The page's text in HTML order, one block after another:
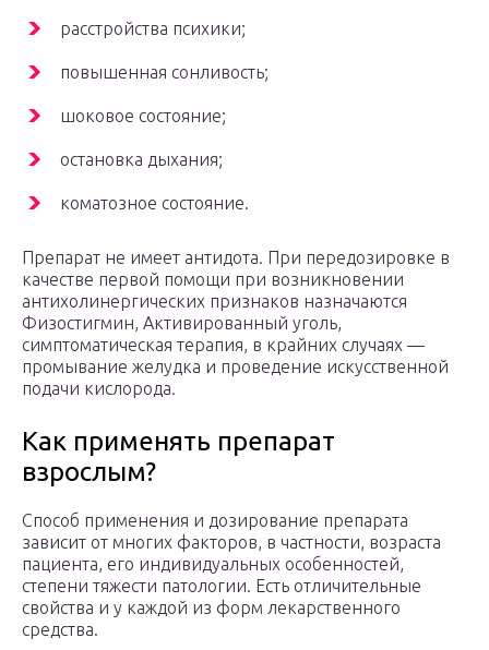
расстройства психики;
повышенная сонливость;
шоковое состояние;
остановка дыхания;
коматозное состояние.
Препарат не имеет антидота. При передозировке в
качестве первой помощи при возникновении
антихолинергических признаков назначаются
Физостигмин, Активированный уголь,
симптоматическая терапия, в крайних случаях —
промывание желудка и проведение искусственной
подачи кислорода.
Как применять препарат
взрослым?
Способ применения и дозирование препарата
зависит от многих факторов, в частности, возраста
пациента, его индивидуальных особенностей,
степени тяжести патологии. Есть отличительные
свойства и у каждой из форм лекарственного
средства.